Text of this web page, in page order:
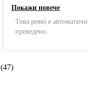
Покажи повече
Това ревю е
преведено.
(47)